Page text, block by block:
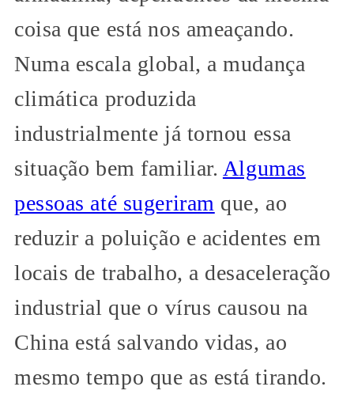
coisa que está nos ameaçando.
Numa escala global, a mudança
climática produzida
industrialmente já tornou essa
situação bem familiar. Algumas
pessoas até sugeriram que, ao
reduzir a poluição e acidentes em
locais de trabalho, a desaceleração
industrial que o vírus causou na
China está salvando vidas, ao
mesmo tempo que as está tirando.